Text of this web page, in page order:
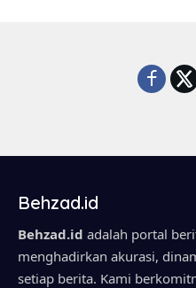
Behzad.id
Behzad.id adalah portal
menghadirkan akurasi,
setiap berita. Kami